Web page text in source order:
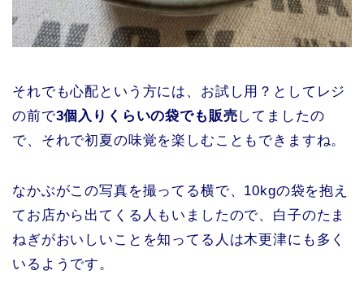
それでも心配という方には、お試し用？としてレジ
の前で3個入りくらいの袋でも販売してましたの
で、それで初夏の味覚を楽しむこともできますね。
なかぶがこの写真を撮ってる横で、10kgの袋を抱え
てお店から出てくる人もいましたので、白子のたま
ねぎがおいしいことを知ってる人は木更津にも多く
いるようです。